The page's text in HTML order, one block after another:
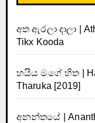
අත ඇරලා දාලා |
Tikx Kooda
හයිය මගේ හිත |
Tharuka [2019]
අනන්තයේ |